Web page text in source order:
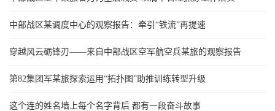
中部战区某调度中心的观察报告：牵引“铁流”再提速
穿越风云砺锋刃——来自中部战区空军航空兵某旅的观察报告
第82集团军某旅探索运用“拓扑图”助推训练转型升级
这个连的姓名墙上每个名字背后 都有一段奋斗故事